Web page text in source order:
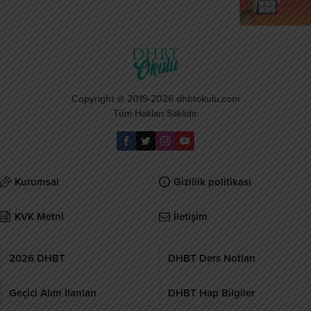
Copyright @ 2019-2026 dhbtokulu.com
Tüm Hakları Saklıdır.
Kurumsal Gizlilik politikası
KVK Metni İletişim
2026 DHBT DHBT Ders Notları
Geçici Alım İlanları DHBT Hap Bilgiler